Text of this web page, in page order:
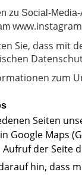
zu Social-
Sie, dass mit
zum
Seiten
Google Maps
der Seite
hin, dass